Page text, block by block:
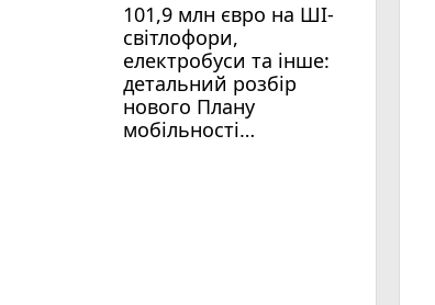
101,9 млн євро на ШІ-
світлофори,
електробуси та інше:
детальний розбір
нового Плану
мобільності